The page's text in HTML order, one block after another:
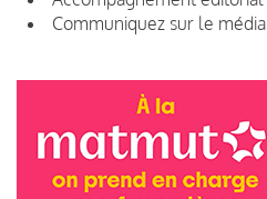
Communiquez sur le média